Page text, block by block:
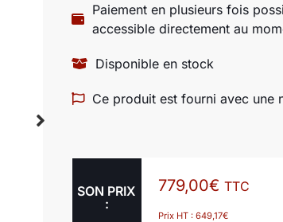
Paiement en plusieurs fois
accessible directement au
Disponible en stock
Ce produit est fourni avec une
SON PRIX
:
779,00€ TTC
Prix HT : 649,17€